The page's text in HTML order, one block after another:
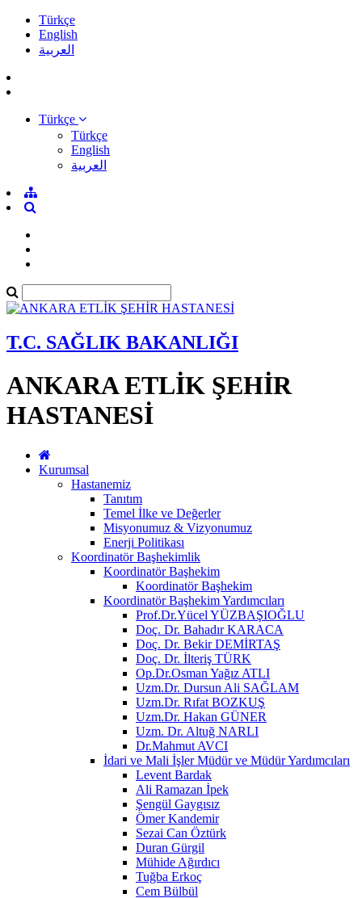
Türkçe
English
العربية
Türkçe
Türkçe
English
العربية
T.C. SAĞLIK BAKANLIĞI
ANKARA ETLİK ŞEHİR
HASTANESİ
Kurumsal
Hastanemiz
Tanıtım
Temel İlke ve Değerler
Misyonumuz & Vizyonumuz
Enerji Politikası
Koordinatör Başhekimlik
Koordinatör Başhekim
Koordinatör Başhekim
Koordinatör Başhekim Yardımcıları
Prof.Dr.Yücel YÜZBAŞIOĞLU
Doç. Dr. Bahadır KARACA
Doç. Dr. Bekir DEMİRTAŞ
Doç. Dr. İlteriş TÜRK
Op.Dr.Osman Yağız ATLI
Uzm.Dr. Dursun Ali SAĞLAM
Uzm.Dr. Rıfat BOZKUŞ
Uzm.Dr. Hakan GÜNER
Uzm. Dr. Altuğ NARLI
Dr.Mahmut AVCI
İdari ve Mali İşler Müdür ve Müdür Yardımcıları
Levent Bardak
Ali Ramazan İpek
Şengül Gaygısız
Ömer Kandemir
Sezai Can Öztürk
Duran Gürgil
Mühide Ağırdıcı
Tuğba Erkoç
Cem Bülbül